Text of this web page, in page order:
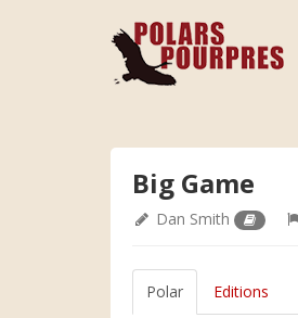
Big Game
Dan Smith
Polar Editions